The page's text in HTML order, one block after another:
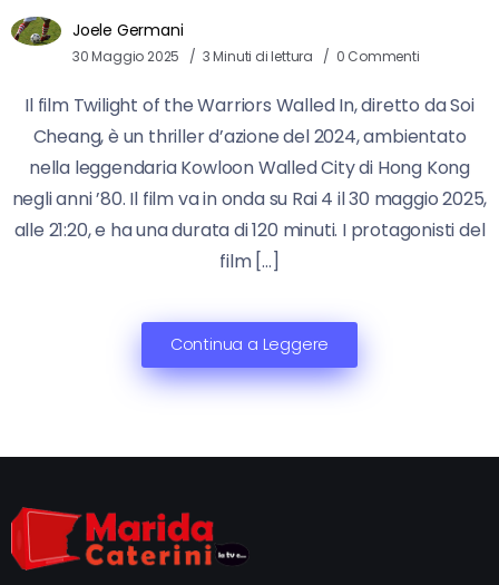
Joele Germani
30 Maggio 2025 3 Minuti di lettura 0 Commenti
Il film Twilight of the Warriors Walled In, diretto da Soi
Cheang, è un thriller d’azione del 2024, ambientato
nella leggendaria Kowloon Walled City di Hong Kong
negli anni ’80. Il film va in onda su Rai 4 il 30 maggio 2025,
alle 21:20, e ha una durata di 120 minuti. I protagonisti del
film […]
Continua a Leggere